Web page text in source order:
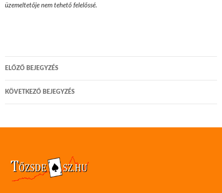
üzemeltetője nem tehető felelőssé.
Bejegyzés
navigáció
ELŐZŐ BEJEGYZÉS
KÖVETKEZŐ BEJEGYZÉS